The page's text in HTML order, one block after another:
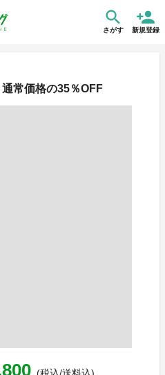
さがす 新規登録
常価格の35％OFF